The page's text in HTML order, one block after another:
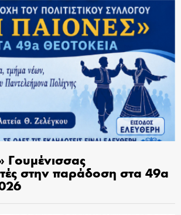
Γουμένισσας
στην παράδοση στα 49α